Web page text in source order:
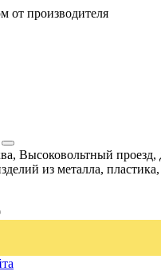
от производителя
Высоковольтный
из металла,